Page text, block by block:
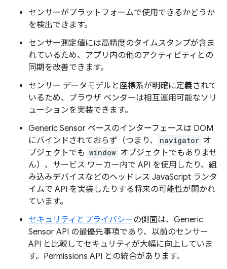
センサーがプラットフォームで使用できるかどうか
を検出できます。
センサー測定値には高精度のタイムスタンプが含ま
れているため、アプリ内の他のアクティビティとの
同期を改善できます。
センサー データモデルと座標系が明確に定義されて
いるため、ブラウザ ベンダーは相互運用可能なソリ
ューションを実装できます。
Generic Sensor ベースのインターフェースは DOM
にバインドされておらず（つまり、
navigator オ
ブジェクトでも window オブジェクトでもありませ
ん）、サービス ワーカー内で API を使用したり、組
み込みデバイスなどのヘッドレス JavaScript ランタ
イムで API を実装したりする将来の可能性が開かれ
ています。
セキュリティとプライバシーの側面は、Generic
Sensor API の最優先事項であり、以前のセンサー
API と比較してセキュリティが大幅に向上していま
す。Permissions API との統合があります。